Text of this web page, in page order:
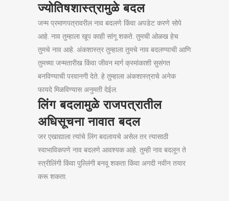
ज्योतिषशास्त्रामुळे बदल
जन्म प्रमाणपत्रावरील नाव बदलणे किंवा अपडेट करणे सोपे
आहे. नाव तुम्हाला खूप काही सांगू शकते. तुमची ओळख हेच
तुमचे नाव आहे. अंकशास्त्र तुम्हाला तुमचे नाव बदलण्याची आणि
तुमच्या जन्मतारीख किंवा जीवन मार्ग क्रमांकाशी सुसंगत
बनविण्याची परवानगी देते. हे तुम्हाला अंकशास्त्राचे अनेक
फायदे मिळविण्यास अनुमती देईल.
लिंग बदलामुळे राजपत्रातील
अधिसूचना नावात बदल
जर एखाद्याला त्यांचे लिंग बदलायचे असेल तर त्यासाठी
स्वाभाविकपणे नाव बदलणे आवश्यक आहे. तुम्ही नाव बदलून ते
स्त्रीलिंगी किंवा पुल्लिंगी बनवू शकता किंवा अगदी नवीन तयार
करू शकता.